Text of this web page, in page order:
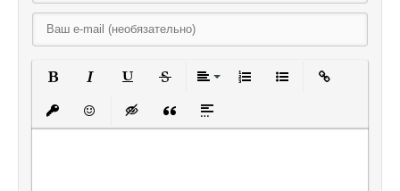
Вставить защищенную ссылку
Вставить смайлик
Вставка скрытого текста
Вставка цитаты
Вставка спойлера